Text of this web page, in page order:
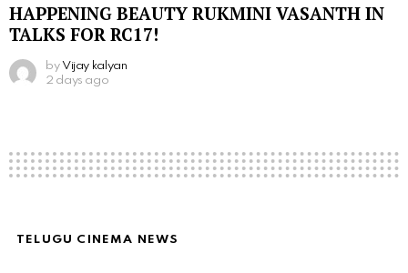
HAPPENING BEAUTY RUKMINI VASANTH IN
TALKS FOR RC17!
by Vijay kalyan
2 days ago
TELUGU CINEMA NEWS